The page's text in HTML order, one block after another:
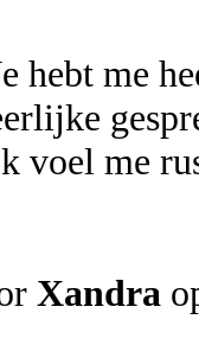
hebt me
voel me
Xandra